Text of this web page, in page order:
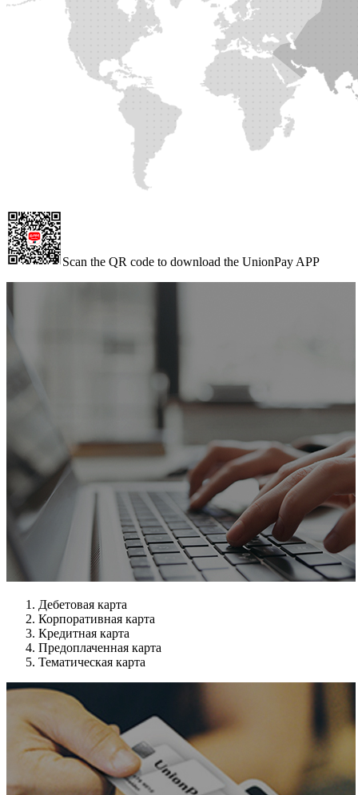
Scan the QR code to download the UnionPay APP
Дебетовая карта
Корпоративная карта
Кредитная карта
Предоплаченная карта
Тематическая карта